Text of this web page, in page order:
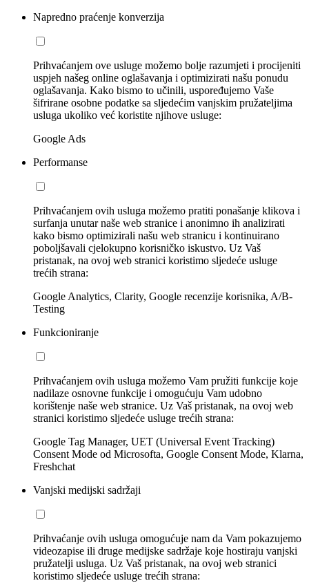
Napredno praćenje konverzija
Prihvaćanjem ove usluge možemo bolje razumjeti i procijeniti
uspjeh našeg online oglašavanja i optimizirati našu ponudu
oglašavanja. Kako bismo to učinili, uspoređujemo Vaše
šifrirane osobne podatke sa sljedećim vanjskim pružateljima
usluga ukoliko već koristite njihove usluge:
Google Ads
Performanse
Prihvaćanjem ovih usluga možemo pratiti ponašanje klikova i
surfanja unutar naše web stranice i anonimno ih analizirati
kako bismo optimizirali našu web stranicu i kontinuirano
poboljšavali cjelokupno korisničko iskustvo. Uz Vaš
pristanak, na ovoj web stranici koristimo sljedeće usluge
trećih strana:
Google Analytics, Clarity, Google recenzije korisnika, A/B-
Testing
Funkcioniranje
Prihvaćanjem ovih usluga možemo Vam pružiti funkcije koje
nadilaze osnovne funkcije i omogućuju Vam udobno
korištenje naše web stranice. Uz Vaš pristanak, na ovoj web
stranici koristimo sljedeće usluge trećih strana:
Google Tag Manager, UET (Universal Event Tracking)
Consent Mode od Microsofta, Google Consent Mode, Klarna,
Freshchat
Vanjski medijski sadržaji
Prihvaćanje ovih usluga omogućuje nam da Vam pokazujemo
videozapise ili druge medijske sadržaje koje hostiraju vanjski
pružatelji usluga. Uz Vaš pristanak, na ovoj web stranici
koristimo sljedeće usluge trećih strana: